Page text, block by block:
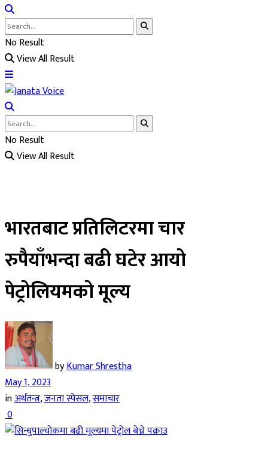
No Result
View All Result
No Result
View All Result
भारतबाट प्रतिलिटरमा चार
रुपैयाँभन्दा बढी घटेर आयो
पेट्रोलियमको मूल्य
byKumar Shrestha
May 1, 2023
inअर्थतन्त्र,जनता स्पेसल,समाचार
0